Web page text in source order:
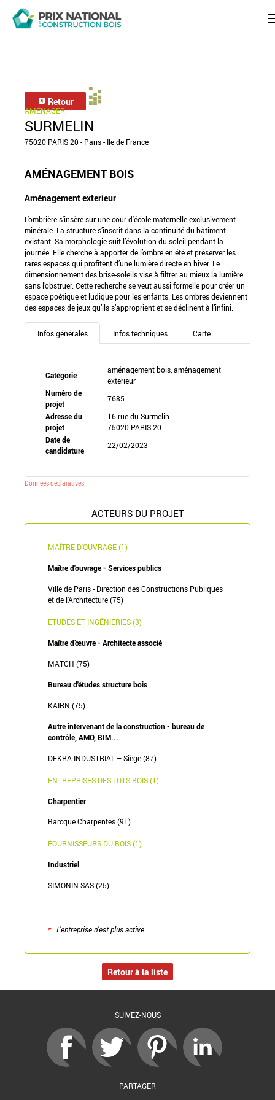
Retour
AMÉNAGER
SURMELIN
75020 PARIS 20 - Paris - Ile de France
AMÉNAGEMENT BOIS
Aménagement exterieur
L'ombrière s'insère sur une cour d'école maternelle exclusivement
minérale. La structure s’inscrit dans la continuité du bâtiment
existant. Sa morphologie suit l’évolution du soleil pendant la
journée. Elle cherche à apporter de l’ombre en été et préserver les
rares espaces qui profitent d’une lumière directe en hiver. Le
dimensionnement des brise-soleils vise à filtrer au mieux la lumière
sans l’obstruer. Cette recherche se veut aussi formelle pour créer un
espace poétique et ludique pour les enfants. Les ombres deviennent
des espaces de jeux qu’ils s’approprient et se déclinent à l’infini.
Infos générales Infos techniques Carte
Catégorie
aménagement bois, aménagement
exterieur
Numéro de
projet
7685
Adresse du
projet
16 rue du Surmelin
75020 PARIS 20
Date de
candidature
22/02/2023
Données déclaratives
ACTEURS DU PROJET
MAÎTRE D'OUVRAGE (1)
Maître d'ouvrage - Services publics
Ville de Paris - Direction des Constructions Publiques
et de l'Architecture (75)
ETUDES ET INGÉNIERIES (3)
Maître d’œuvre - Architecte associé
MATCH (75)
Bureau d'études structure bois
KAIRN (75)
Autre intervenant de la construction - bureau de
contrôle, AMO, BIM...
DEKRA INDUSTRIAL – Siège (87)
ENTREPRISES DES LOTS BOIS (1)
Charpentier
Barcque Charpentes (91)
FOURNISSEURS DU BOIS (1)
Industriel
SIMONIN SAS (25)
*: L'entreprise n'est plus active
Retour à la liste
SUIVEZ-NOUS
PARTAGER